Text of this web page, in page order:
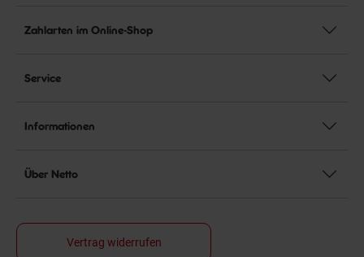
Zahlarten im Online-Shop
Service
Informationen
Über Netto
Vertrag widerrufen